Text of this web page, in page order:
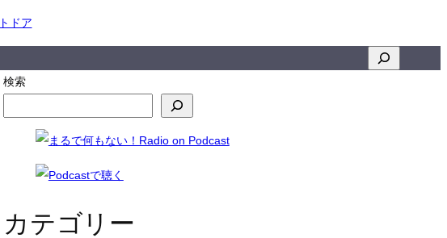
検索
カテゴリー